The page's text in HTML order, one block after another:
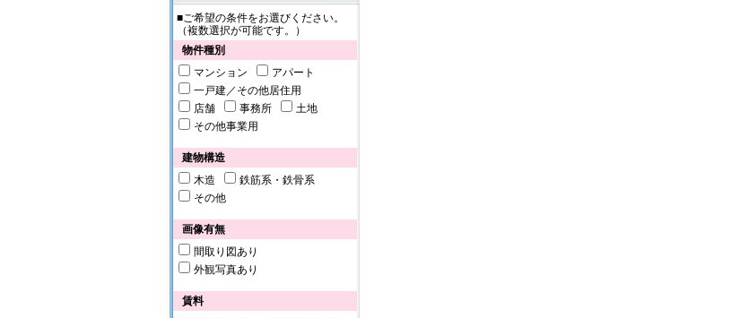
■ご希望の条件をお選びください。
（複数選択が可能です。）
物件種別
マンション
アパート
一戸建／その他居住用
店舗
事務所
土地
その他事業用
建物構造
木造
鉄筋系・鉄骨系
その他
画像有無
間取り図あり
外観写真あり
賃料